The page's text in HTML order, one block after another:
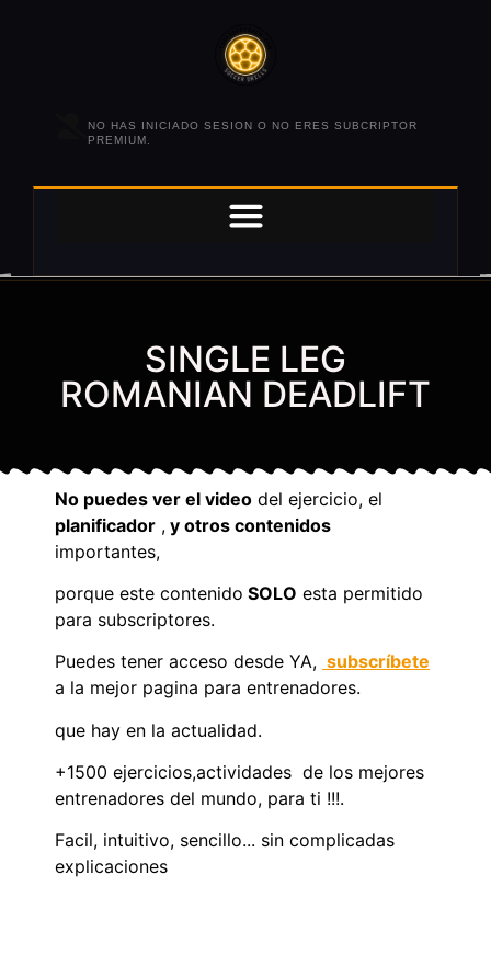
NO HAS INICIADO SESION O NO ERES SUBCRIPTOR
PREMIUM.
SINGLE LEG
ROMANIAN DEADLIFT
No puedes ver el video del ejercicio, el
planificador , y otros contenidos
importantes,
porque este contenido SOLO esta permitido
para subscriptores.
Puedes tener acceso desde YA, subscríbete
a la mejor pagina para entrenadores.
que hay en la actualidad.
+1500 ejercicios,actividades de los mejores
entrenadores del mundo, para ti !!!.
Facil, intuitivo, sencillo... sin complicadas
explicaciones